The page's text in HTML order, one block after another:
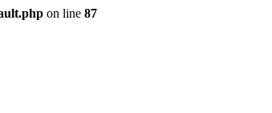
on line 87